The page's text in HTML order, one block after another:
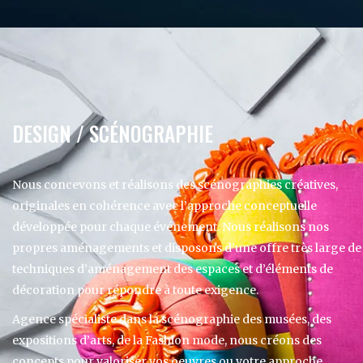
DESIGN / SCÉNOGRAPHIE
Nous concevons et réalisons des scénographies créatives,
originales en cohérence avec l’approche conceptuelle
développée pour chaque événement. Nous réalisons nos
propres aménagements et disposons d’une offre très large de
techniques d’aménagement des espaces et d’éléments de
décoration pour répondre à toute exigence.
Agence spécialiste dans la scénographie des musées, des
expositions d’arts, de la Fashion mode, nous créons des